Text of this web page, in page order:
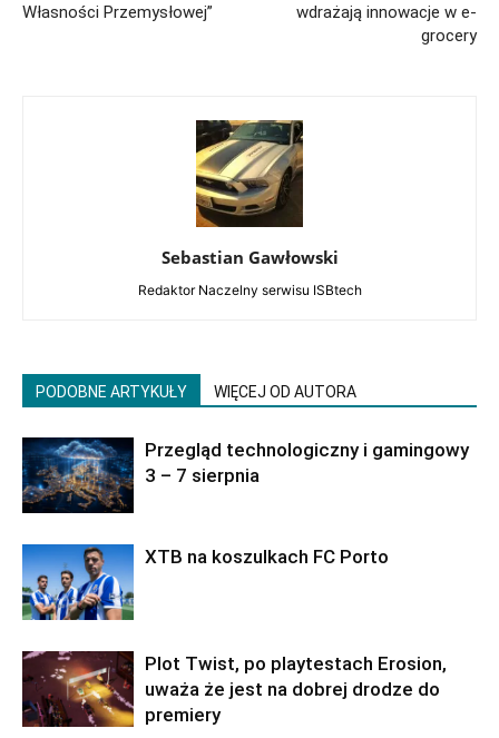
Własności Przemysłowej”
wdrażają innowacje w e-
grocery
Sebastian Gawłowski
Redaktor Naczelny serwisu ISBtech
PODOBNE ARTYKUŁY WIĘCEJ OD AUTORA
Przegląd technologiczny i gamingowy
3 – 7 sierpnia
XTB na koszulkach FC Porto
Plot Twist, po playtestach Erosion,
uważa że jest na dobrej drodze do
premiery